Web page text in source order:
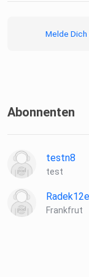
Melde Dich
Abonnenten
testn8
test
Frankfrut